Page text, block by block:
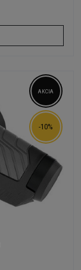
AKCIA
-10%